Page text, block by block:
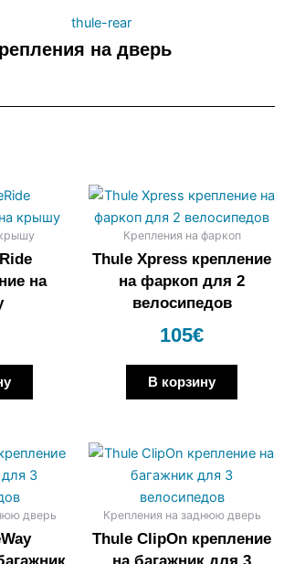
на дверь
на
Крепления на фаркоп
Thule Xpress крепление
на фаркоп для 2
велосипедов
105€
В корзину
дверь Крепления на заднюю дверь
Thule ClipOn крепление